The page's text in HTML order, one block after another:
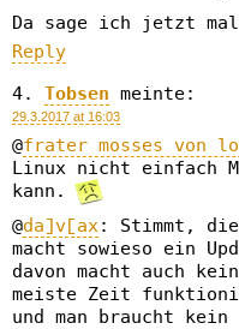
Da sage ich jetzt
Reply
Tobsen meinte:
29.3.2017 at 16:03
@frater mosses von
Linux nicht einfach
kann.
@da]v[ax: Stimmt, die
macht sowieso ein
davon macht auch
meiste Zeit
und man braucht kein